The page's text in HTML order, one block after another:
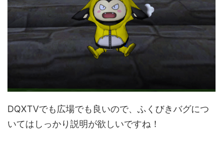
DQXTVでも広場でも良いので、ふくびきバグにつ
いてはしっかり説明が欲しいですね！